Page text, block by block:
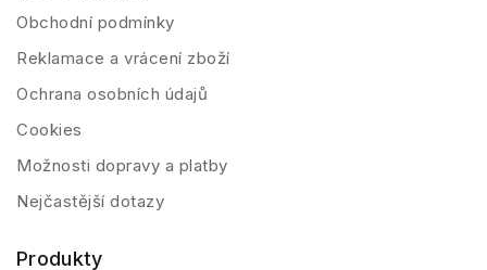
Obchodní podmínky
Reklamace a vrácení zboží
Ochrana osobních údajů
Cookies
Možnosti dopravy a platby
Nejčastější dotazy
Produkty